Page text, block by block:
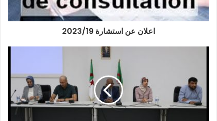
اعلان عن استشارة 2023/19